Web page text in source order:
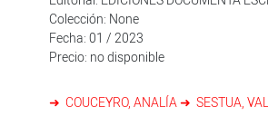
Colección: None
Fecha: 01 / 2023
Precio: no disponible
COUCEYRO, ANALÍA SESTUA,